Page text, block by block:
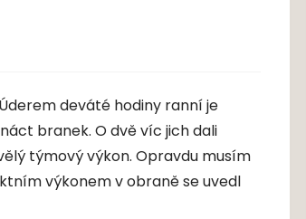
deváté hodiny ranní je
branek. O dvě víc jich dali
týmový výkon. Opravdu musím
výkonem v obraně se uvedl